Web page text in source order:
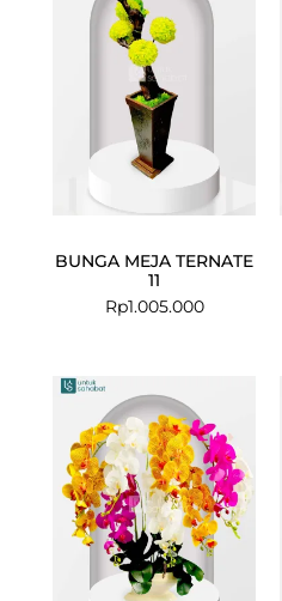
BUNGA MEJA TERNATE
11
Rp1.005.000